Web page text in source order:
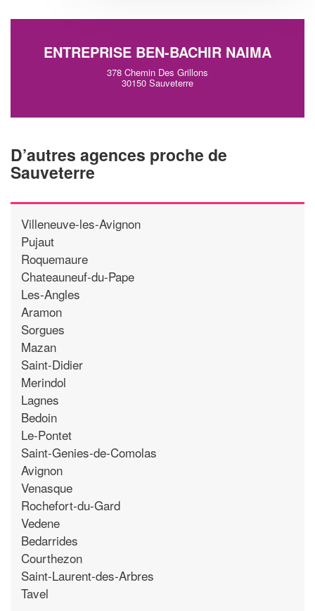
ENTREPRISE BEN-BACHIR NAIMA
378 Chemin Des Grillons
30150 Sauveterre
D’autres agences proche de
Sauveterre
Villeneuve-les-Avignon
Pujaut
Roquemaure
Chateauneuf-du-Pape
Les-Angles
Aramon
Sorgues
Mazan
Saint-Didier
Merindol
Lagnes
Bedoin
Le-Pontet
Saint-Genies-de-Comolas
Avignon
Venasque
Rochefort-du-Gard
Vedene
Bedarrides
Courthezon
Saint-Laurent-des-Arbres
Tavel